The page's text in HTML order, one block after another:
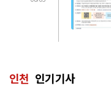
인천 인기기사